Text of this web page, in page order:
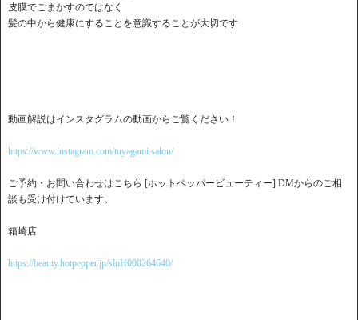
皮膜でごまかすのではなく
髪の中から健康にすることを意識することが大切です
動画解説はインスタグラムの動画からご覧ください！
https://www.instagram.com/tuyagami.salon/
ご予約・お問い合わせはこちら [ホットペッパービューティー] DMからのご相
談も受け付けています。
箱崎店
https://beauty.hotpepper.jp/slnH000264640/